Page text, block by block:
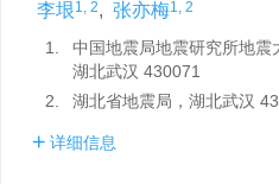
李垠1, 2, 张亦梅1, 2
1.
中国地震局地震研究所地震
湖北武汉 430071
2.
湖北省地震局，湖北武汉
详细信息